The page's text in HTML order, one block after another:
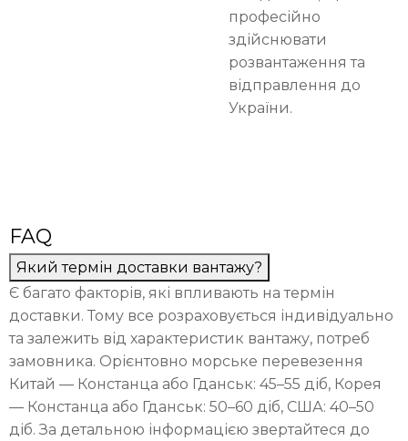
професійно
здійснювати
розвантаження та
відправлення до
України.
FAQ
Який термін доставки вантажу?
Є багато факторів, які впливають на термін
доставки. Тому все розраховується індивідуально
та залежить від характеристик вантажу, потреб
замовника. Орієнтовно морське перевезення
Китай — Констанца або Гданськ: 45–55 діб, Корея
— Констанца або Гданськ: 50–60 діб, США: 40–50
діб. За детальною інформацією звертайтеся до